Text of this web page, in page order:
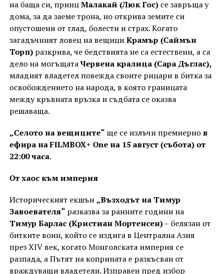
на баща си, принцМалакай (Люк Гос)се завръща у
дома, за да заеме трона, но открива земите си
опустошени от глад, болести и страх. Когато
загадъчният ловец на вещициКрамър (Саймън
Торп)разкрива, че бедствията не са естествени, а са
дело на могъщатаЧервена кралица (Сара Дъглас),
младият владетел повежда своите рицари в битка за
освобождението на народа, в която границата
между кръвната връзка и съдбата се оказва
решаваща.
„Селото на вещиците“ще се излъчи премиерно в
ефира на FILMBOX+ One на 15 август (събота) от
22:00 часа.
От хаос към империя
Историческият екшън „Възходът на Тимур
Завоевателя“разказва за ранните години на
Тимур Барлас (Кристиан Мортенсен)– белязан от
битките воин, който се издига в Централна Азия
през XIV век, когато Монголската империя се
разпада, а Пътят на коприната е разкъсван от
враждуващи владетели. Изправен пред избор